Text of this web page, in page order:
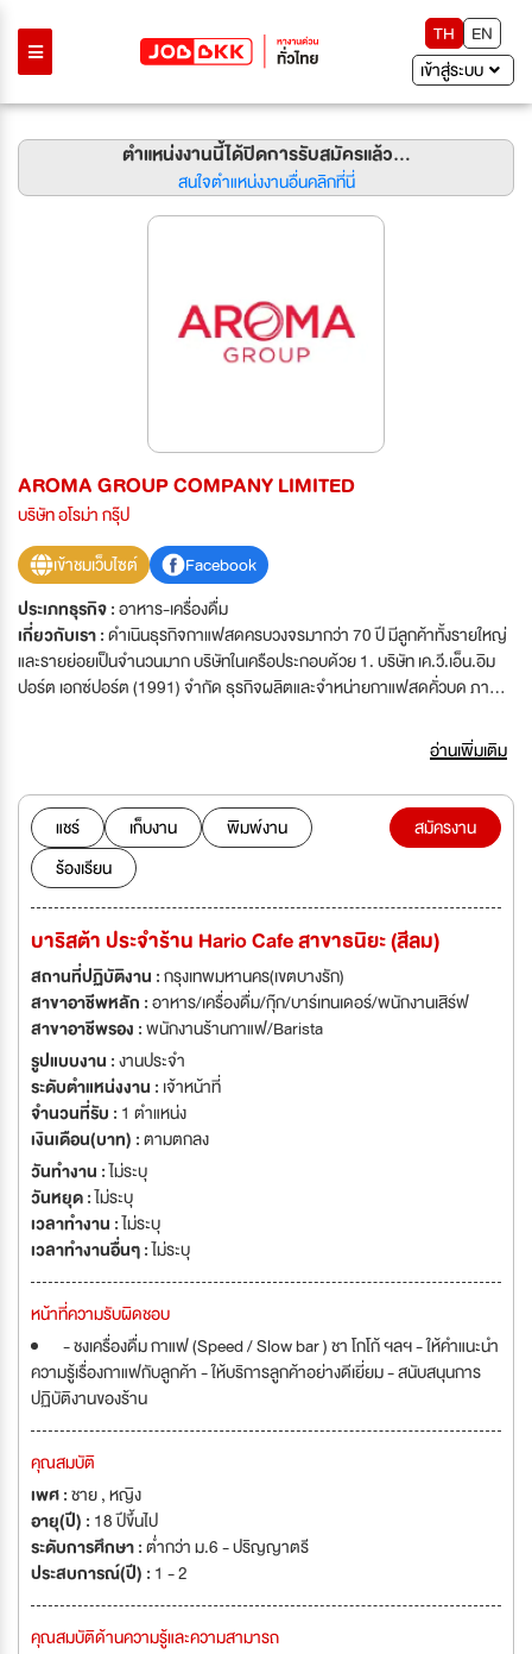
TH
EN
เข้าสู่ระบบ
ตำแหน่งงานนี้ได้ปิดการรับสมัครแล้ว...
สนใจตำแหน่งงานอื่นคลิกที่นี่
AROMA GROUP COMPANY LIMITED
บริษัท อโรม่า กรุ๊ป
เข้าชมเว็บไซต์
Facebook
ประเภทธุรกิจ :อาหาร-เครื่องดื่ม
เกี่ยวกับเรา :ดำเนินธุรกิจกาแฟสดครบวงจรมากว่า 70 ปี มีลูกค้าทั้งรายใหญ่
และรายย่อยเป็นจำนวนมาก บริษัทในเครือประกอบด้วย 1. บริษัท เค.วี.เอ็น.อิม
ปอร์ต เอกซ์ปอร์ต (1991) จำกัด ธุรกิจผลิตและจำหน่ายกาแฟสดคั่วบด ภายใต้
ธุรกิจนำเข้าจำหน่ายเครื่อง และอุปกรณ์ชงกาแฟ 3. บริษัท ฟู้ด แกลเลอรี่ จำกัด
ธุรกิจนำเข้า จำหน่ายอาหาร เครื่องดื่ม ผัก ผลไม้ และเบเกอรี่ระดับพรีเมี่ยม กำลัง
ขยายกิจการสาขาทั่วประเทศ ต้องการรับบุคลากรที่มีความรู้ ความสารถ พร้อม
ที่จะเติบโตและก้าวไปกับเราในตำแหน่งต่อไปนี้
อ่านเพิ่มเติม
แชร์ เก็บงาน
พิมพ์งาน
ร้องเรียน
สมัครงาน
บาริสต้า ประจำร้าน Hario Cafe สาขาธนิยะ (สีลม)
สถานที่ปฏิบัติงาน :กรุงเทพมหานคร(เขตบางรัก)
สาขาอาชีพหลัก :อาหาร/เครื่องดื่ม/กุ๊ก/บาร์เทนเดอร์/พนักงานเสิร์ฟ
สาขาอาชีพรอง :พนักงานร้านกาแฟ/Barista
รูปแบบงาน :งานประจำ
ระดับตำแหน่งงาน : เจ้าหน้าที่
จำนวนที่รับ : 1 ตำแหน่ง
เงินเดือน(บาท) :ตามตกลง
วันทำงาน :ไม่ระบุ
วันหยุด :ไม่ระบุ
เวลาทำงาน :ไม่ระบุ
เวลาทำงานอื่นๆ :ไม่ระบุ
หน้าที่ความรับผิดชอบ
- ชงเครื่องดื่ม กาแฟ (Speed / Slow bar ) ชา โกโก้ ฯลฯ - ให้คำแนะนำ
ความรู้เรื่องกาแฟกับลูกค้า - ให้บริการลูกค้าอย่างดีเยี่ยม - สนับสนุนการ
ปฏิบัติงานของร้าน
คุณสมบัติ
เพศ :ชาย , หญิง
อายุ(ปี) : 18 ปีขึ้นไป
ระดับการศึกษา :ต่ำกว่า ม.6 - ปริญญาตรี
ประสบการณ์(ปี) : 1 - 2
คุณสมบัติด้านความรู้และความสามารถ